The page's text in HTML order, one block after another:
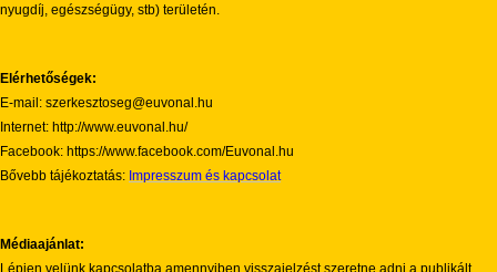
nyugdíj, egészségügy, stb) területén.
Elérhetőségek:
E-mail: szerkesztoseg@euvonal.hu
Internet: http://www.euvonal.hu/
Facebook: https://www.facebook.com/Euvonal.hu
Bővebb tájékoztatás: Impresszum és kapcsolat
Médiaajánlat:
Lépjen velünk kapcsolatba amennyiben visszajelzést szeretne adni a publikált